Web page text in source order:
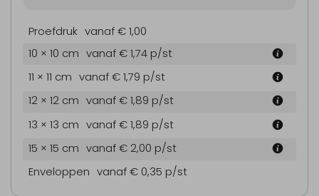
Proefdruk vanaf € 1,00
10 × 10 cm vanaf € 1,74 p/st
11 × 11 cm vanaf € 1,79 p/st
12 × 12 cm vanaf € 1,89 p/st
13 × 13 cm vanaf € 1,89 p/st
15 × 15 cm vanaf € 2,00 p/st
Enveloppen vanaf € 0,35 p/st